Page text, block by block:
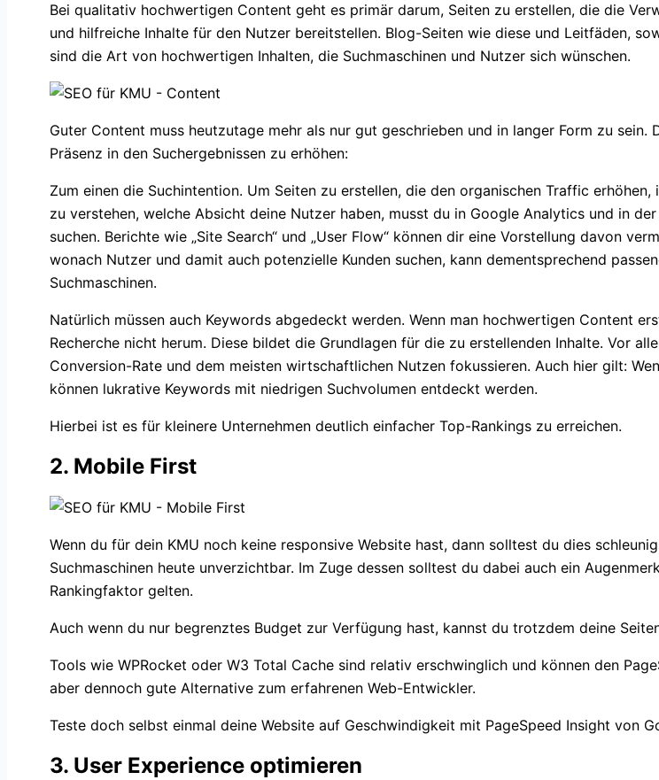
Bei qualitativ hochwertigen Content geht es primär darum, Seiten zu erstellen, die die
und hilfreiche Inhalte für den Nutzer bereitstellen. Blog-Seiten wie diese und Leitfäden,
sind die Art von hochwertigen Inhalten, die Suchmaschinen und Nutzer sich wünschen.
Guter Content muss heutzutage mehr als nur gut geschrieben und in langer Form zu
Präsenz in den Suchergebnissen zu erhöhen:
Zum einen die Suchintention. Um Seiten zu erstellen, die den organischen Traffic
zu verstehen, welche Absicht deine Nutzer haben, musst du in Google Analytics und in
suchen. Berichte wie „Site Search“ und „User Flow“ können dir eine Vorstellung davon
wonach Nutzer und damit auch potenzielle Kunden suchen, kann dementsprechend
Suchmaschinen.
Natürlich müssen auch Keywords abgedeckt werden. Wenn man hochwertigen Content
Recherche nicht herum. Diese bildet die Grundlagen für die zu erstellenden Inhalte. Vor
Conversion-Rate und dem meisten wirtschaftlichen Nutzen fokussieren. Auch hier gilt:
können lukrative Keywords mit niedrigen Suchvolumen entdeckt werden.
Hierbei ist es für kleinere Unternehmen deutlich einfacher Top-Rankings zu erreichen.
2. Mobile First
Wenn du für dein KMU noch keine responsive Website hast, dann solltest du dies
Suchmaschinen heute unverzichtbar. Im Zuge dessen solltest du dabei auch ein
Rankingfaktor gelten.
Auch wenn du nur begrenztes Budget zur Verfügung hast, kannst du trotzdem deine
Tools wie WPRocket oder W3 Total Cache sind relativ erschwinglich und können den
aber dennoch gute Alternative zum erfahrenen Web-Entwickler.
Teste doch selbst einmal deine Website auf Geschwindigkeit mit PageSpeed Insight von
3. User Experience optimieren